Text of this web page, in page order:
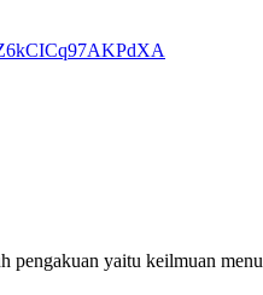
pengakuan yaitu keilmuan